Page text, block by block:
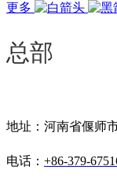
更多
总部
地址：河南省偃师
电话： +86-379-